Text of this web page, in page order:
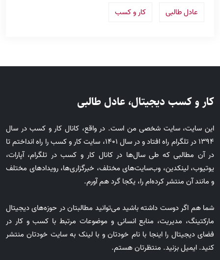
عادل طالبی کار و کسب
کار و کسب دیجیتال، عادل طالبی
این سایت، سایت شخصی من است. در واقع، کانال کار و کسب در سال
1394 در تلگرام راه افتاد و در سال 1401، سایت کار و کسب را راه انداختم تا
در آن مطالبی که طی سال‌ها در کانال کار و کسب در تلگرام، آپارات،
یوتیوب، لینکدین، وب‌سایت‌های مختلف، خبرگزاری‌ها، رویدادهای مختلف
و مانند آن منتشر کرده‌ام را، یکجا گرد هم آورم.
شما هم اگر دوست داشته باشید می‌توانید مطالبتان در حوزه‌های دیجیتال
مارکتینگ، مدیریت، منابع انسانی و موضوعات مرتبط با کسب و کار در
فضای دیجیتال را اینجا با نام خودتان و با لینک به سایت خودتان منتشر
کنید. ایمیل بزنید. منتظرتان هستم.